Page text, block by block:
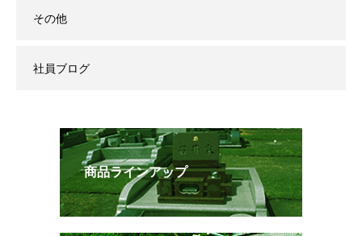
その他
社員ブログ
商品ラインアップ